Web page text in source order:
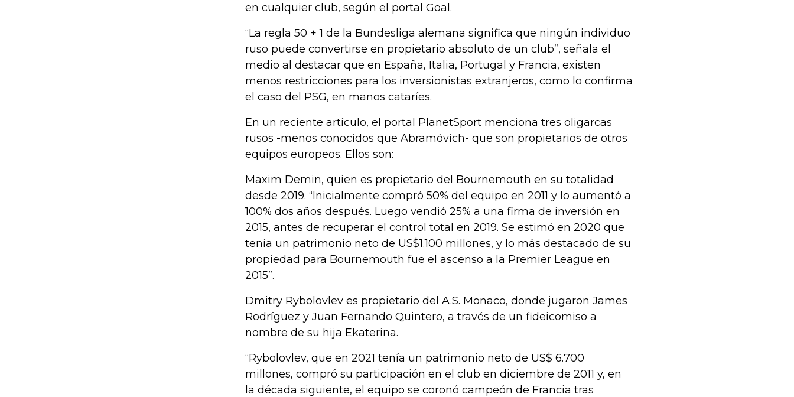
en cualquier club, según el portal Goal.
“La regla 50 + 1 de la Bundesliga alemana significa que ningún individuo
ruso puede convertirse en propietario absoluto de un club”, señala el
medio al destacar que en España, Italia, Portugal y Francia, existen
menos restricciones para los inversionistas extranjeros, como lo confirma
el caso del PSG, en manos cataríes.
En un reciente artículo, el portal PlanetSport menciona tres oligarcas
rusos -menos conocidos que Abramóvich- que son propietarios de otros
equipos europeos. Ellos son:
Maxim Demin, quien es propietario del Bournemouth en su totalidad
desde 2019. “Inicialmente compró 50% del equipo en 2011 y lo aumentó a
100% dos años después. Luego vendió 25% a una firma de inversión en
2015, antes de recuperar el control total en 2019. Se estimó en 2020 que
tenía un patrimonio neto de US$1.100 millones, y lo más destacado de su
propiedad para Bournemouth fue el ascenso a la Premier League en
2015”.
Dmitry Rybolovlev es propietario del A.S. Monaco, donde jugaron James
Rodríguez y Juan Fernando Quintero, a través de un fideicomiso a
nombre de su hija Ekaterina.
“Rybolovlev, que en 2021 tenía un patrimonio neto de US$ 6.700
millones, compró su participación en el club en diciembre de 2011 y, en
la década siguiente, el equipo se coronó campeón de Francia tras